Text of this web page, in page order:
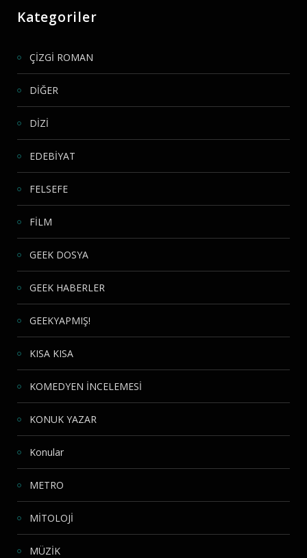
Kategoriler
ÇİZGİ ROMAN
DİĞER
DİZİ
EDEBİYAT
FELSEFE
FİLM
GEEK DOSYA
GEEK HABERLER
GEEKYAPMIŞ!
KISA KISA
KOMEDYEN İNCELEMESİ
KONUK YAZAR
Konular
METRO
MİTOLOJİ
MÜZİK